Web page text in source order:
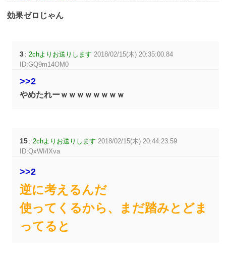
効果ゼロじゃん
3 : 2chよりお送りします 2018/02/15(木) 20:35:00.84
ID:GQ9m14OM0
>>2
やめたれーｗｗｗｗｗｗｗｗ
15 : 2chよりお送りします 2018/02/15(木) 20:44:23.59
ID:QxWI/lXva
>>2
逆に考えるんだ
使ってくるから、まだ踏みとどま
ってると